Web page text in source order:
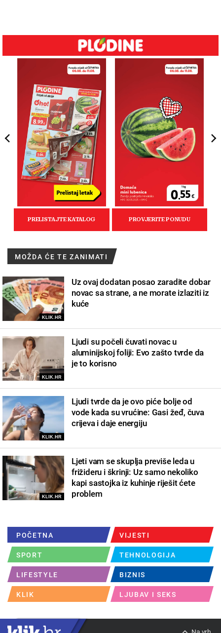
MOŽDA ĆE TE ZANIMATI
KLIK.HR
Uz ovaj dodatan posao zaradite dobar
novac sa strane, a ne morate izlaziti iz
kuće
KLIK.HR
Ljudi su počeli čuvati novac u
aluminijskoj foliji: Evo zašto tvrde da
je to korisno
KLIK.HR
Ljudi tvrde da je ovo piće bolje od
vode kada su vrućine: Gasi žeđ, čuva
crijeva i daje energiju
KLIK.HR
Ljeti vam se skuplja previše leda u
frižideru i škrinji: Uz samo nekoliko
kapi sastojka iz kuhinje riješit ćete
problem
POČETNA VIJESTI
SPORT TEHNOLOGIJA
LIFESTYLE BIZNIS
KLIK LJUBAV I SEKS